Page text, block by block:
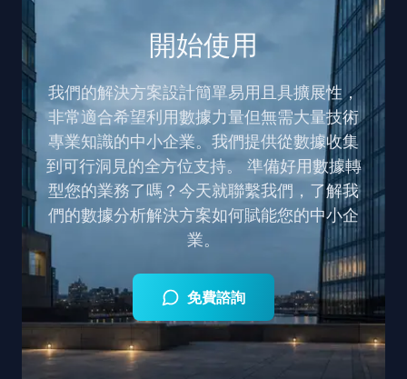
開始使用
我們的解決方案設計簡單易用且具擴展性，
非常適合希望利用數據力量但無需大量技術
專業知識的中小企業。我們提供從數據收集
到可行洞見的全方位支持。 準備好用數據轉
型您的業務了嗎？今天就聯繫我們，了解我
們的數據分析解決方案如何賦能您的中小企
業。
免費諮詢